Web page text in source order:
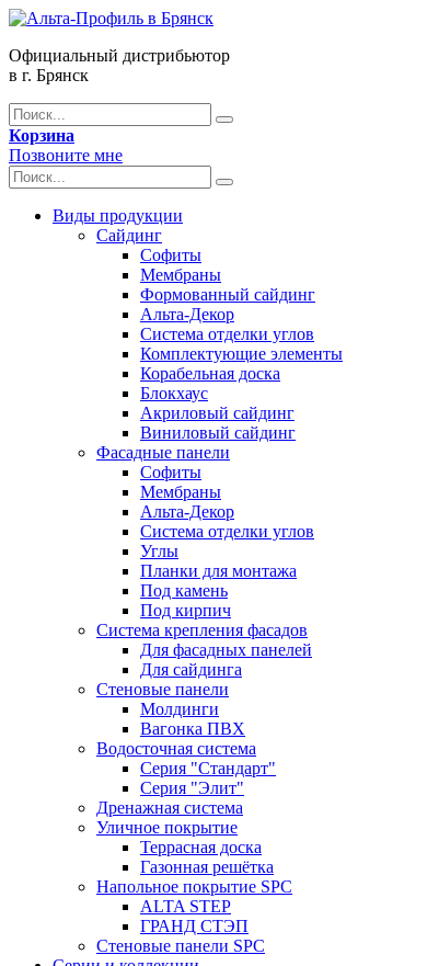
Официальный дистрибьютор
в г. Брянск
Корзина
Позвоните мне
Виды продукции
Сайдинг
Софиты
Мембраны
Формованный сайдинг
Альта-Декор
Система отделки углов
Комплектующие элементы
Корабельная доска
Блокхаус
Акриловый сайдинг
Виниловый сайдинг
Фасадные панели
Софиты
Мембраны
Альта-Декор
Система отделки углов
Углы
Планки для монтажа
Под камень
Под кирпич
Система крепления фасадов
Для фасадных панелей
Для сайдинга
Стеновые панели
Молдинги
Вагонка ПВХ
Водосточная система
Серия "Стандарт"
Серия "Элит"
Дренажная система
Уличное покрытие
Террасная доска
Газонная решётка
Напольное покрытие SPC
ALTA STEP
ГРАНД СТЭП
Стеновые панели SPC